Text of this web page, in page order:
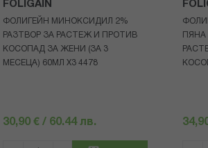
FOLIGAIN
ФОЛИГЕЙН МИНОКСИДИЛ 2%
РАЗТВОР ЗА РАСТЕЖ И ПРОТИВ
КОСОПАД ЗА ЖЕНИ (ЗА 3
МЕСЕЦА) 60МЛ X3 4478
30,90 € / 60.44 лв.